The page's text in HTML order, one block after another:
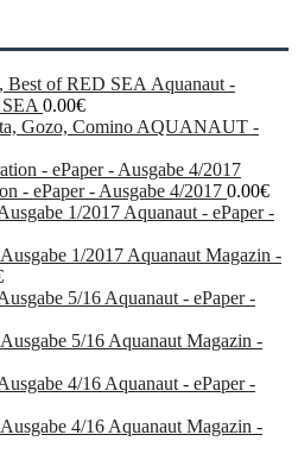
Aquanaut -
0.00€
AQUANAUT -
- ePaper - Ausgabe 4/2017 0.00€
Aquanaut - ePaper -
Aquanaut Magazin -
Aquanaut - ePaper -
Aquanaut Magazin -
Aquanaut - ePaper -
Aquanaut Magazin -